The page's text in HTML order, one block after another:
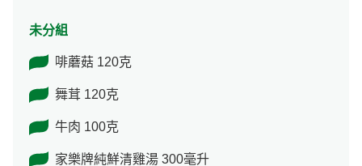
未分組
啡蘑菇 120克
舞茸 120克
牛肉 100克
家樂牌純鮮清雞湯 300毫升